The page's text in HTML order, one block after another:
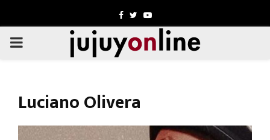
Facebook
TwitterYoutube
PRIMARY
Luciano Olivera